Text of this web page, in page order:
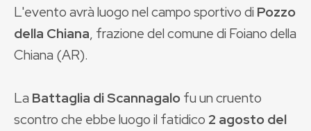
L'evento avrà luogo nel campo sportivo di Pozzo
della Chiana, frazione del comune di Foiano della
Chiana (AR).
La Battaglia di Scannagalofu un cruento
scontro che ebbe luogo il fatidico 2 agosto del